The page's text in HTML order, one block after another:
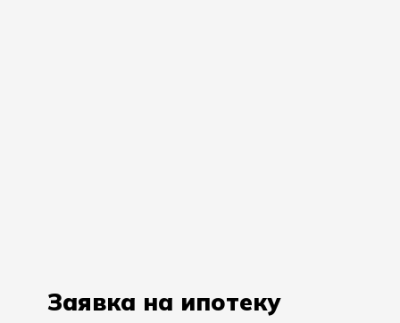
Заявка на ипотеку